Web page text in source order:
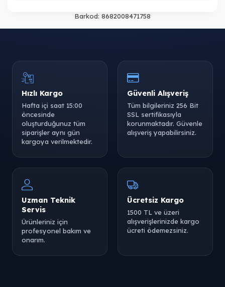
Barkod: 8682008471758
Hızlı Kargo
Hafta içi saat 15:00
öncesinde
oluşturduğunuz tüm
siparişler aynı gün
kargoya verilmektedir.
Güvenli Alışveriş
Tüm bilgileriniz 256 Bit
SSL sertifikasıyla
korunmaktadır. Güvenle
alışveriş yapabilirsiniz.
Uzman Teknik
Servis
Ürünleriniz için
profesyonel bakım ve
onarım.
Ücretsiz Kargo
1500 TL ve üzeri
alışverişlerinizde kargo
ücreti ödemezsiniz.